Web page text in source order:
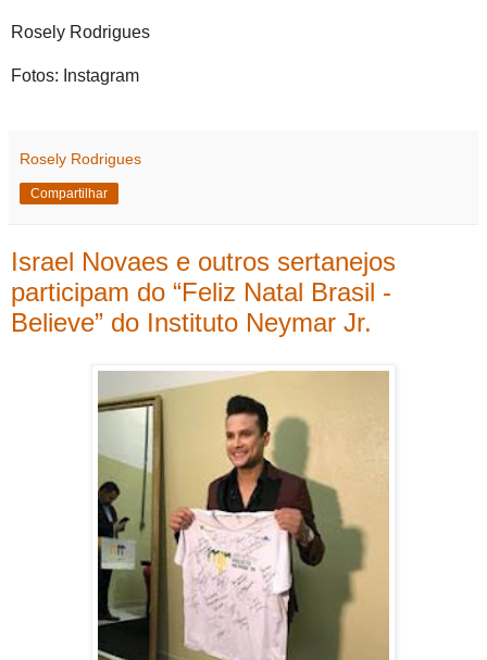
Rosely Rodrigues
Fotos: Instagram
Rosely Rodrigues
Compartilhar
Israel Novaes e outros sertanejos
participam do “Feliz Natal Brasil -
Believe” do Instituto Neymar Jr.